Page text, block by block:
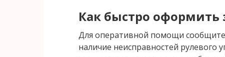
Как быстро оформить
Для оперативной помощи сообщите
наличие неисправностей рулевого